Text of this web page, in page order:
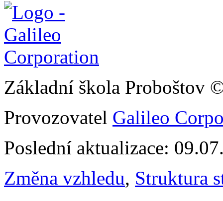
Základní škola Proboštov
Provozovatel Galileo
Poslední aktualizace:
Změna vzhledu, Struktura